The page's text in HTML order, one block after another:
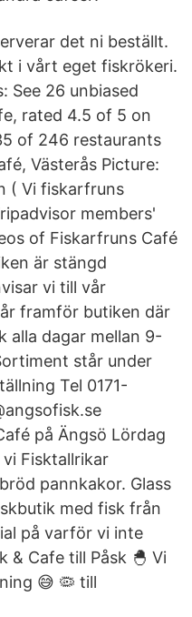
det ni beställt.
i vårt eget fiskrökeri.
See 26 unbiased
rated 4.5 of 5 on
of 246 restaurants
Västerås Picture:
( Vi fiskarfruns
members'
of Fiskarfruns Café
är stängd
vi till vår
framför butiken där
alla dagar mellan 9-
står under
Tel 0171-
på Ängsö Lördag
vi Fisktallrikar
pannkakor. Glass
med fisk från
på varför vi inte
& Cafe till Påsk 🐣 Vi
😅 🦠 till